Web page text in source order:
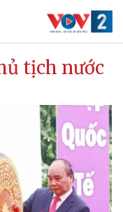
tịch nước